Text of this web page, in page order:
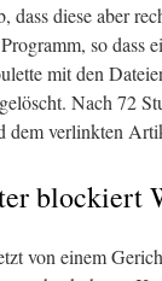
dass diese aber
so dass
mit den
Nach 72
dem verlinkten
blockiert
von einem